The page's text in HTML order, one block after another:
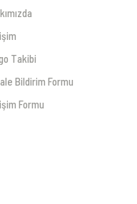
Takibi
Bildirim Formu
Formu